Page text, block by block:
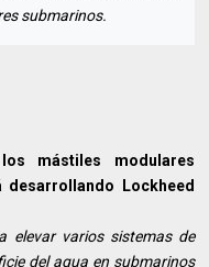
submarinos.
mástiles modulares
Lockheed
elevar varios sistemas de
del agua en submarinos